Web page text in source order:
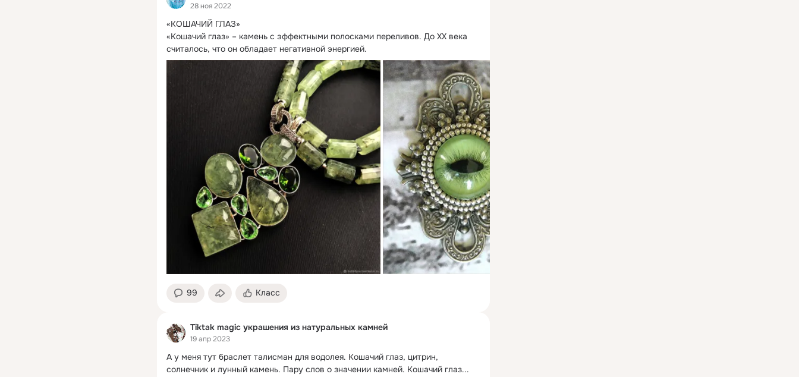
28 ноя 2022
«КОШАЧИЙ ГЛАЗ»
«Кошачий глаз» – камень с эффектными полосками переливов. До ХХ века
считалось, что он обладает негативной энергией.
99 Класс
Tiktak magic украшения из натуральных камней
19 апр 2023
А у меня тут браслет талисман для водолея. Кошачий глаз, цитрин,
солнечник и лунный камень. Пару слов о значении камней. Кошачий глаз...